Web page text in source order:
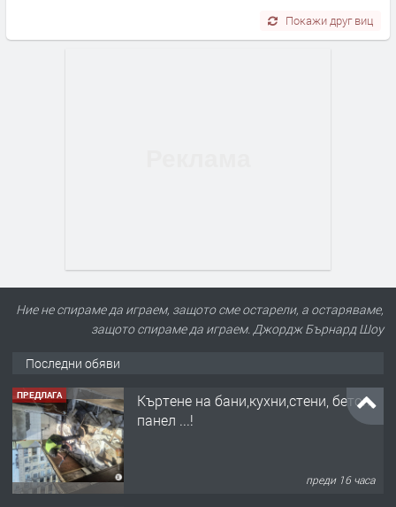
Покажи друг виц
Ние не спираме да играем, защото сме остарели, а остаряваме,
защото спираме да играем. Джордж Бърнард Шоу
Последни обяви
ПРЕДЛАГА
Къртене на бани,кухни,стени, бетон,
панел ...!
преди 16 часа